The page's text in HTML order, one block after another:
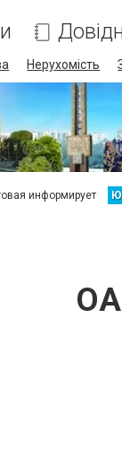
Нерухомість
информирует Ю